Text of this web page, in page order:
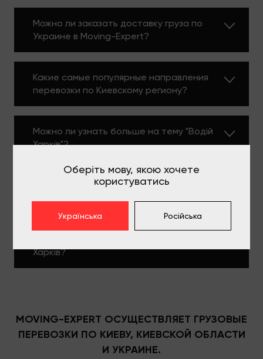
Можно ли заказать доставку груза по
Украине в Moving-Expert?
Какие самые популярные направления
перевозки по Киевскому региону?
Можно ли узнать больше на тему "Водій
Харків"?
Какие услуги для маршрута Водій
Харків?
MOVING-EXPERT ОСУЩЕСТВЛЯЕТ ГРУЗОВЫЕ
ПЕРЕВОЗКИ ПО КИЕВУ, КИЕВСКОЙ ОБЛАСТИ
И УКРАИНЕ.
Оберіть мову, якою хочете
користуватись
Українська Російська